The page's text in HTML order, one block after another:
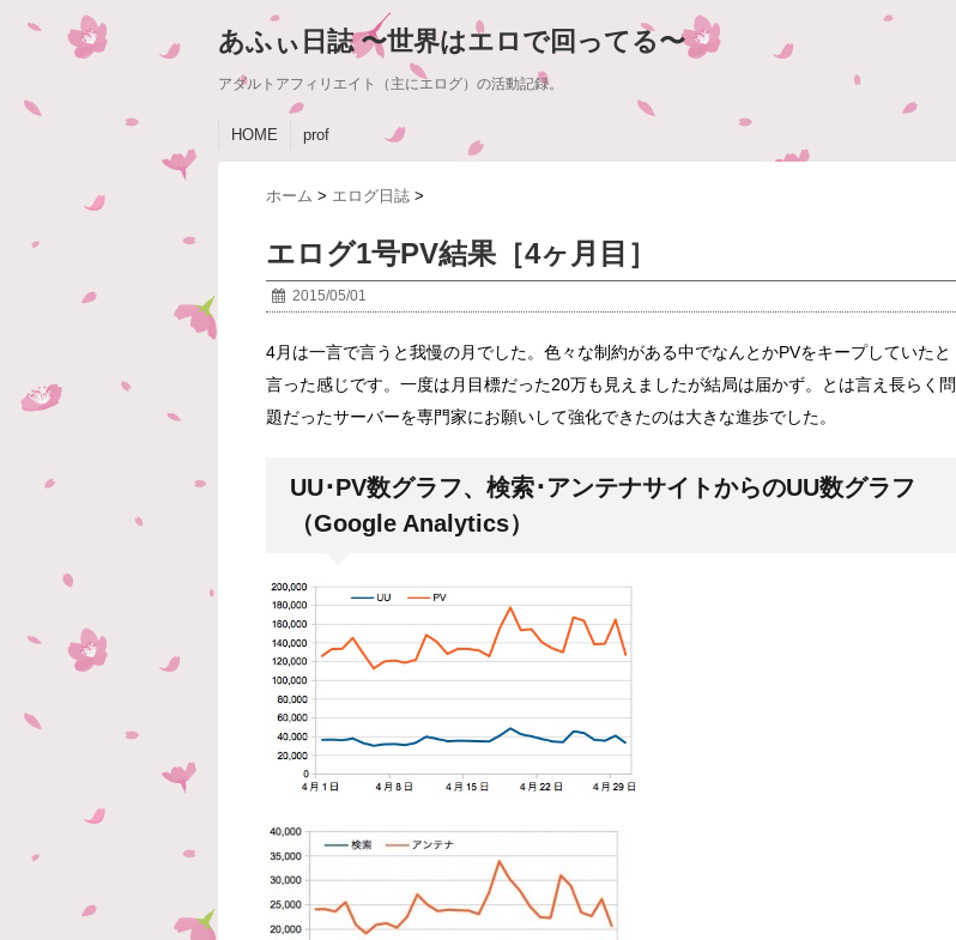
あふぃ日誌 〜世界はエロで回ってる〜
アダルトアフィリエイト（主にエログ）の活動記録。
HOME prof
ホーム > エログ日誌 >
エログ1号PV結果［4ヶ月目］
2015/05/01
4月は一言で言うと我慢の月でした。色々な制約がある中でなんとかPVをキープしていたと
言った感じです。一度は月目標だった20万も見えましたが結局は届かず。とは言え長らく問
題だったサーバーを専門家にお願いして強化できたのは大きな進歩でした。
UU･PV数グラフ、検索･アンテナサイトからのUU数グラフ
（Google Analytics）